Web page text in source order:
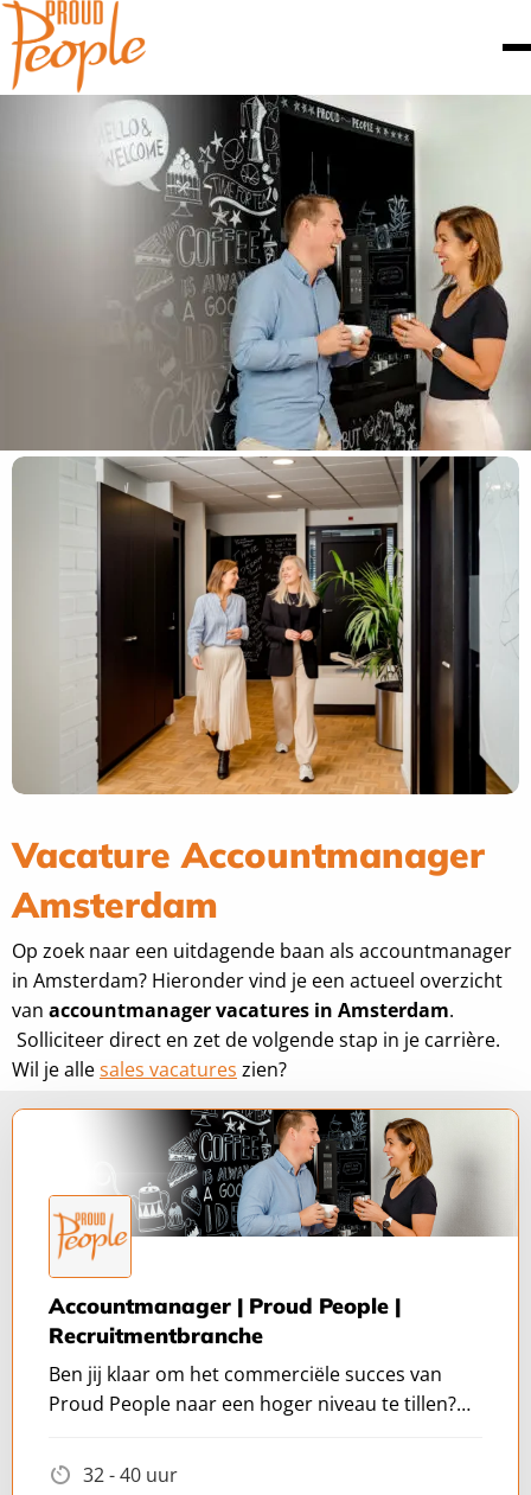
Vacature Accountmanager
Amsterdam
Op zoek naar een uitdagende baan als accountmanager
in Amsterdam? Hieronder vind je een actueel overzicht
van accountmanager vacatures in Amsterdam.
Solliciteer direct en zet de volgende stap in je carrière.
Wil je allesales vacatures zien?
Accountmanager | Proud People |
Recruitmentbranche
Ben jij klaar om het commerciële succes van
Proud People naar een hoger niveau te tillen?
zorg voor duurzame klantrelaties.
32 - 40 uur